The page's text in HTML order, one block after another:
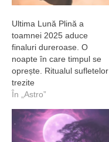
Ultima Lună Plină a
toamnei 2025 aduce
finaluri dureroase. O
noapte în care timpul se
oprește. Ritualul sufletelor
trezite
În „Astro”